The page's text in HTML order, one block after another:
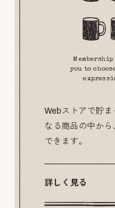
you to
Webストアで貯
なる商品の中か
できます。
詳しく見る